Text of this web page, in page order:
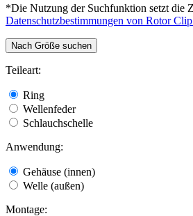
*Die Nutzung der Suchfunktion setzt die
Datenschutzbestimmungen von Rotor
Nach Größe suchen
Teileart:
Ring
Wellenfeder
Schlauchschelle
Anwendung:
Gehäuse (innen)
Welle (außen)
Montage: